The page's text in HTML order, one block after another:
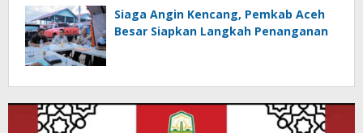
Siaga Angin Kencang, Pemkab Aceh
Besar Siapkan Langkah Penanganan